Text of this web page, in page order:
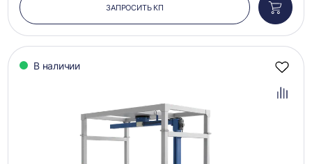
ЗАПРОСИТЬ КП
в
В наличии